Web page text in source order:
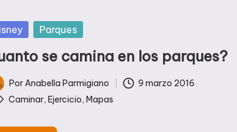
Parques
se camina en los parques?
Por Anabella Parmigiano 9 marzo 2016
Caminar, Ejercicio, Mapas